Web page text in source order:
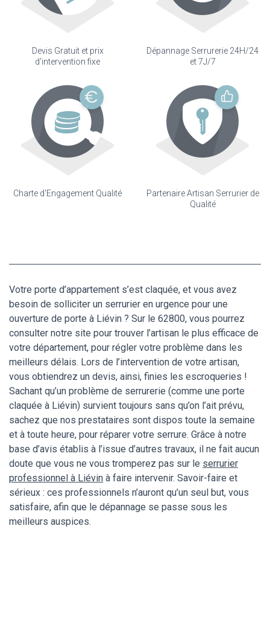
Devis Gratuit et prix
d'intervention fixe
Dépannage Serrurerie 24H/24
et 7J/7
Charte d'Engagement Qualité
Partenaire Artisan Serrurier de
Qualité
Votre porte d’appartement s’est claquée, et vous avez
besoin de solliciter un serrurier en urgence pour une
ouverture de porte à Liévin ? Sur le 62800, vous pourrez
consulter notre site pour trouver l’artisan le plus efficace de
votre département, pour régler votre problème dans les
meilleurs délais. Lors de l’intervention de votre artisan,
vous obtiendrez un devis, ainsi, finies les escroqueries !
Sachant qu’un problème de serrurerie (comme une porte
claquée à Liévin) survient toujours sans qu’on l’ait prévu,
sachez que nos prestataires sont dispos toute la semaine
et à toute heure, pour réparer votre serrure. Grâce à notre
base d’avis établis à l’issue d’autres travaux, il ne fait aucun
doute que vous ne vous tromperez pas sur le serrurier
professionnel à Liévin à faire intervenir. Savoir-faire et
sérieux : ces professionnels n’auront qu’un seul but, vous
satisfaire, afin que le dépannage se passe sous les
meilleurs auspices.